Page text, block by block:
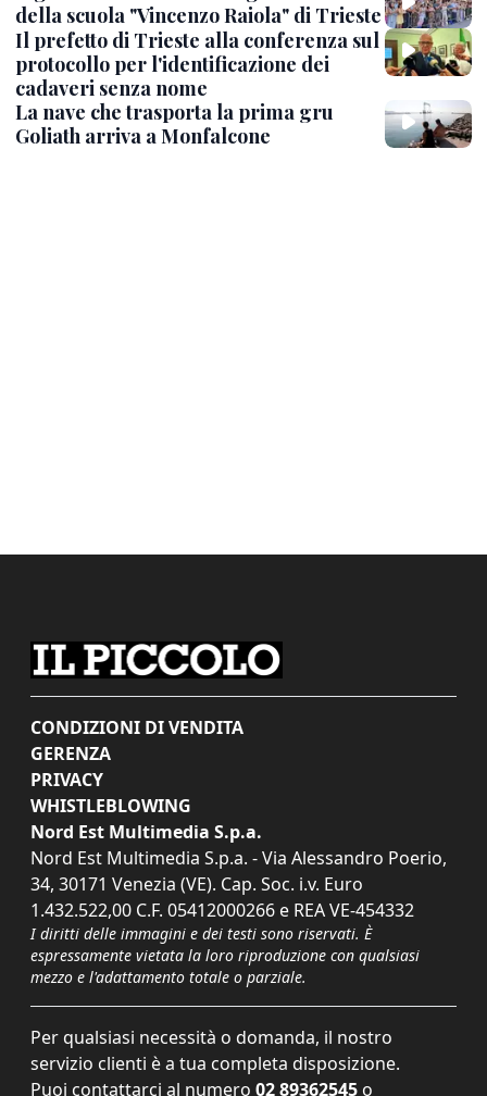
della scuola "Vincenzo Raiola" di Trieste
Il prefetto di Trieste alla conferenza sul
protocollo per l'identificazione dei
cadaveri senza nome
La nave che trasporta la prima gru
Goliath arriva a Monfalcone
CONDIZIONI DI VENDITA
GERENZA
PRIVACY
WHISTLEBLOWING
Nord Est Multimedia S.p.a.
Nord Est Multimedia S.p.a. - Via Alessandro Poerio,
34, 30171 Venezia (VE). Cap. Soc. i.v. Euro
1.432.522,00 C.F. 05412000266 e REA VE-454332
I diritti delle immagini e dei testi sono riservati. È
espressamente vietata la loro riproduzione con qualsiasi
mezzo e l'adattamento totale o parziale.
Per qualsiasi necessità o domanda, il nostro
servizio clienti è a tua completa disposizione.
Puoi contattarci al numero 02 89362545 o